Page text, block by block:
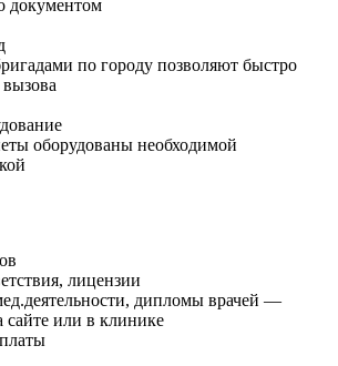
документом
по городу позволяют быстро
оборудованы необходимой
лицензии
дипломы врачей —
или в клинике